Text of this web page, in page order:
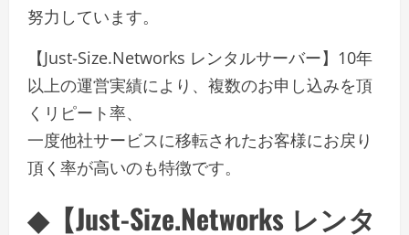
努力しています。
【Just-Size.Networks レンタルサーバー】10年
以上の運営実績により、複数のお申し込みを頂
くリピート率、
一度他社サービスに移転されたお客様にお戻り
頂く率が高いのも特徴です。
◆【Just-Size.Networks レンタ